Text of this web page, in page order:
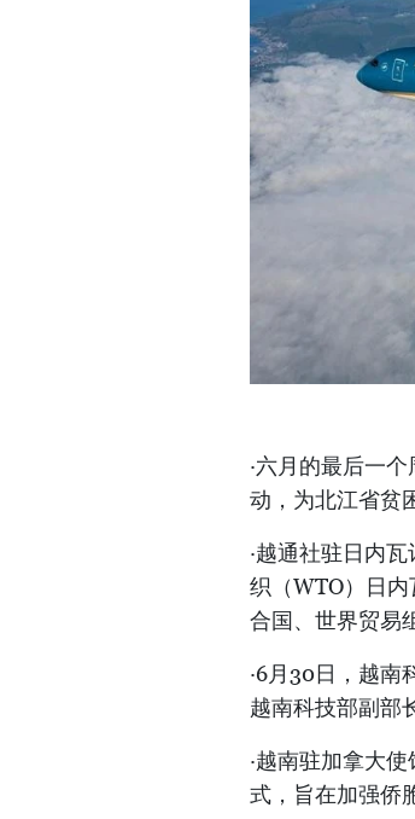
·六月的最后一
动，为北江省贫
·越通社驻日内
织（WTO）日
合国、世界贸易
·6月30日，越南
越南科技部副部
·越南驻加拿大
式，旨在加强侨